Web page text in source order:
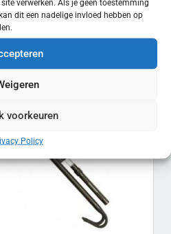
verwerken. Als je geen toestemming
dit een nadelige invloed hebben op
voorkeuren
Policy